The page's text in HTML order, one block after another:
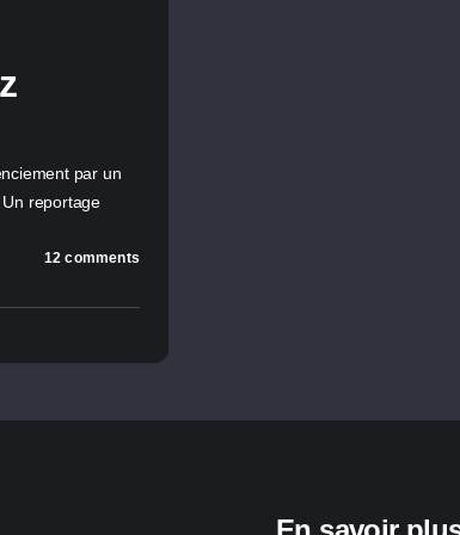
par un
reportage
12 comments